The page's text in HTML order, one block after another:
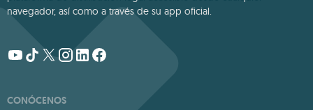
navegador, así como a través de su app oficial.
CONÓCENOS